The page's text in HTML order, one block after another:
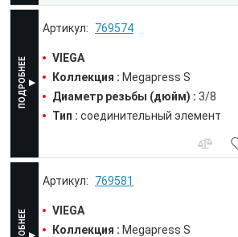
769574
VIEGA
Коллекция : Megapress S
Диаметр резьбы (дюйм) : 3/8
Тип : соединительный элемент
769581
VIEGA
Коллекция : Megapress S